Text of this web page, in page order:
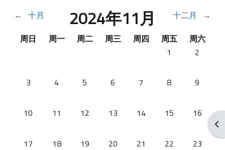
打
← 十月 2024年11月 十二月
→
星期日
周日 星期一
周一 星期二
周二 星期三
周三 星期四
周四 星期五
周五 星期六
周六
没有活动，11月
1 没有活
2
没有活动，11月3日 星期日
3 没有活动，11月4日 星期一
4 没有活动，11月5日 星期二
5 没有活动，11月6日 星期三
6 没有活动，11月7日 星期
7 没有活动，11月
8 没有活
9
没有活动，11月10日 星期日
10 没有活动，11月11日 星期一
11 没有活动，11月12日 星期二
12 没有活动，11月13日 星期三
13 没有活动，11月14日 星
14 没有活动，11月
15 没有活
16
没有活动，11月17日 星期日
17 没有活动，11月18日 星期一
18 没有活动，11月19日 星期二
19 没有活动，11月20日 星期三
20 没有活动，11月21日 星
21 没有活动，11月
22 没有活
23